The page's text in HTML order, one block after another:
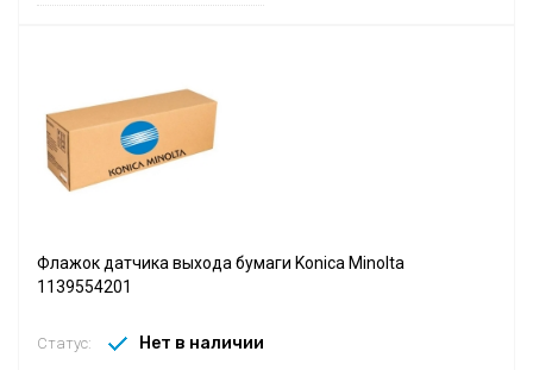
Флажок датчика выхода бумаги Konica Minolta
1139554201
Статус: Нет в наличии